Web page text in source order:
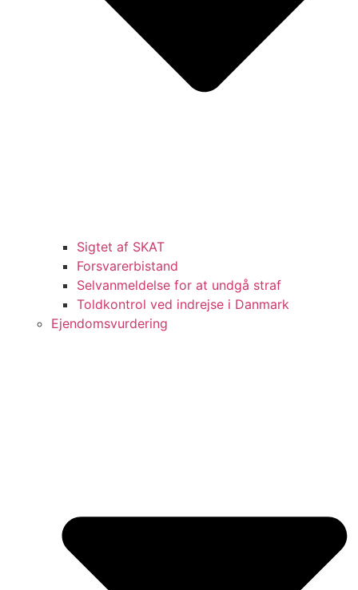
Sigtet af SKAT
Forsvarerbistand
Selvanmeldelse for at undgå straf
Toldkontrol ved indrejse i Danmark
Ejendomsvurdering